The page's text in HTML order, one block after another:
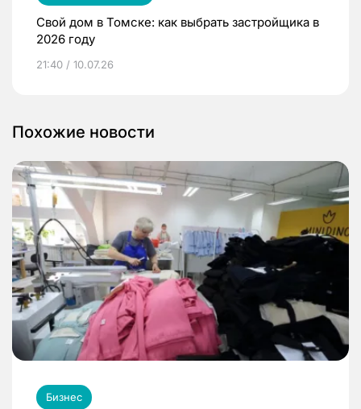
Свой дом в Томске: как выбрать застройщика в
2026 году
21:40 / 10.07.26
Похожие новости
Бизнес